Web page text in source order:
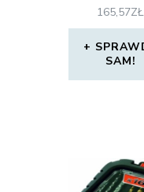
165,57ZŁ
SAM!